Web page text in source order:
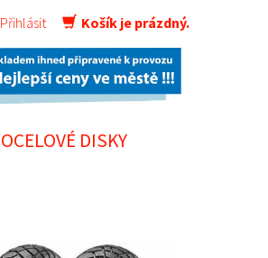
Přihlásit Košík je prázdný.
OCELOVÉ DISKY